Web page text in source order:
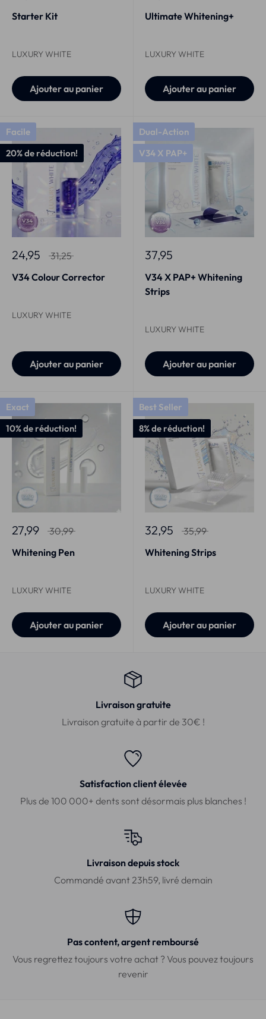
Starter Kit
LUXURY WHITE
Ajouter au panier
Ultimate Whitening+
LUXURY WHITE
Ajouter au panier
Facile
20% de réduction!
24,95
31,25
V34 Colour Corrector
LUXURY WHITE
Ajouter au panier
Dual-Action
V34 X PAP+
37,95
V34 X PAP+ Whitening
Strips
LUXURY WHITE
Ajouter au panier
Exact
10% de réduction!
27,99
30,99
Whitening Pen
LUXURY WHITE
Ajouter au panier
Best Seller
8% de réduction!
32,95
35,99
Whitening Strips
LUXURY WHITE
Ajouter au panier
Livraison gratuite
Livraison gratuite à partir de 30€ !
Satisfaction client élevée
Plus de 100 000+ dents sont désormais plus blanches !
Livraison depuis stock
Commandé avant 23h59, livré demain
Pas content, argent remboursé
Vous regrettez toujours votre achat ? Vous pouvez toujours
revenir